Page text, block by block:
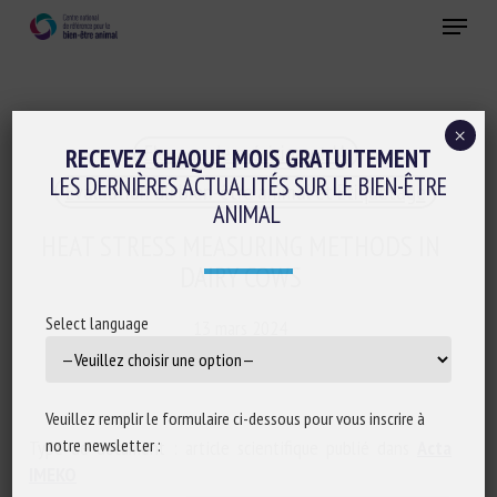
Menu
Elevage de précision et IA
Evaluation du bien-être animal et Etiquetage
DAIRY COWS
Type de document : article scientifique publié dans
RECEVEZ CHAQUE MOIS GRATUITEMENT
LES DERNIÈRES ACTUALITÉS SUR LE BIEN-ÊTRE
ANIMAL
Select language
Veuillez remplir le formulaire ci-dessous pour vous inscrire à
notre newsletter :
×